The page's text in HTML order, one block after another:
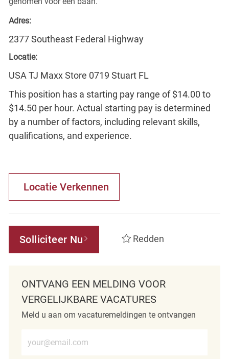
Adres:
2377 Southeast Federal Highway
Locatie:
USA TJ Maxx Store 0719 Stuart FL
This position has a starting pay range of $14.00 to
$14.50 per hour. Actual starting pay is determined
by a number of factors, including relevant skills,
qualifications, and experience.
Locatie Verkennen
Solliciteer Nu Redden
ONTVANG EEN MELDING VOOR
VERGELIJKBARE VACATURES
Meld u aan om vacaturemeldingen te ontvangen